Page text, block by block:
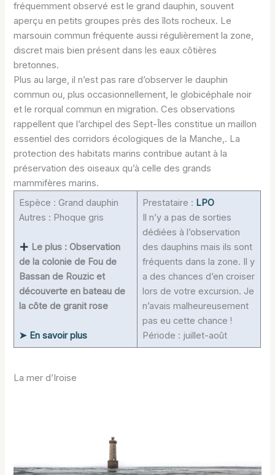
fréquemment observé est le grand dauphin, souvent
aperçu en petits groupes près des îlots rocheux. Le
marsouin commun fréquente aussi régulièrement la zone,
discret mais bien présent dans les eaux côtières
bretonnes.
Plus au large, il n’est pas rare d’observer le dauphin
commun ou, plus occasionnellement, le globicéphale noir
et le rorqual commun en migration. Ces observations
rappellent que l’archipel des Sept-Îles constitue un maillon
essentiel des corridors écologiques de la Manche,. La
protection des habitats marins contribue autant à la
préservation des oiseaux qu’à celle des grands
mammifères marins.
Espèce : Grand dauphin
Autres : Phoque gris
Le plus : Observation
de la colonie de Fou de
Bassan de Rouzic et
découverte en bateau de
la côte de granit rose
➤ En savoir plus
Prestataire : LPO
Il n’y a pas de sorties
dédiées à l’observation
des dauphins mais ils sont
fréquents dans la zone. Il y
a des chances d’en croiser
lors de votre excursion. Je
n’avais malheureusement
pas eu cette chance !
Période : juillet-août
La mer d’Iroise